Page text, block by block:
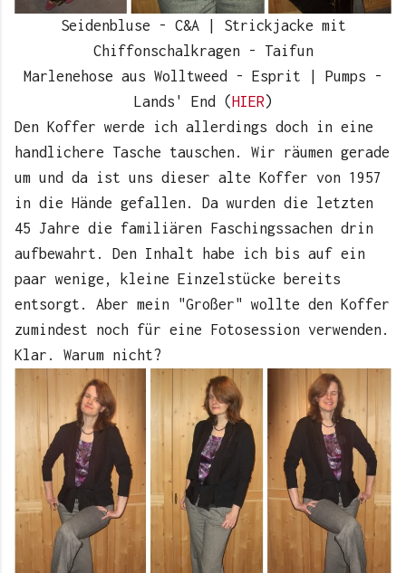
Seidenbluse - C&A | Strickjacke mit
Chiffonschalkragen - Taifun
Marlenehose aus Wolltweed - Esprit | Pumps -
Lands' End ( HIER )
Den Koffer werde ich allerdings doch in eine
handlichere Tasche tauschen. Wir räumen gerade
um und da ist uns dieser alte Koffer von 1957
in die Hände gefallen. Da wurden die letzten
45 Jahre die familiären Faschingssachen drin
aufbewahrt. Den Inhalt habe ich bis auf ein
paar wenige, kleine Einzelstücke bereits
entsorgt. Aber mein "Großer" wollte den Koffer
zumindest noch für eine Fotosession verwenden.
Klar. Warum nicht?